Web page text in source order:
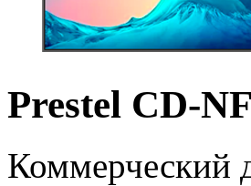
Prestel CD-
Коммерческий